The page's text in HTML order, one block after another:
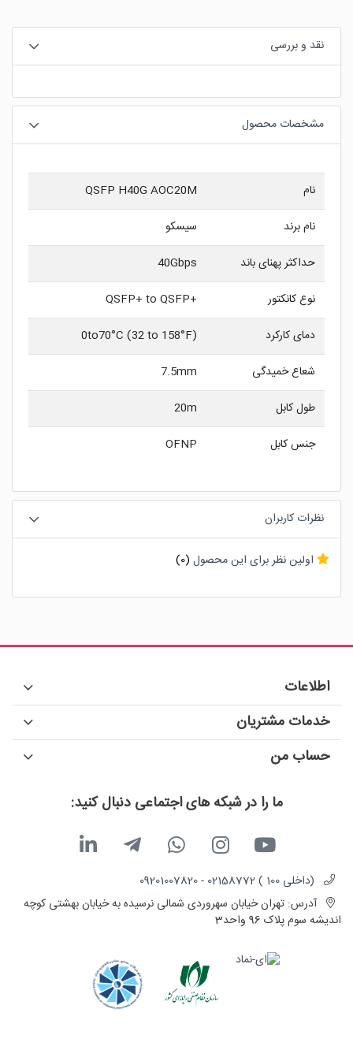
نقد و بررسی
مشخصات محصول
نام
QSFP H40G AOC20M
نام برند
سیسکو
حداکثر پهنای باند
40Gbps
نوع کانکتور
+QSFP+ to QSFP
دمای کارکرد
0to70°C (32 to 158°F)
شعاع خمیدگی
7.5mm
طول کابل
20m
جنس کابل
OFNP
نظرات کاربران
اولین نظر برای این محصول (0)
ما را در شبکه های اجتماعی دنبال کنید:
(داخلی 100 ) 02158772 - 09201007820
آدرس: تهران خیابان سهروردی شمالی نرسیده به خیابان بهشتی کوچه
اندیشه سوم پلاک 96 واحد3
اطلاعات
خدمات مشتریان
حساب من